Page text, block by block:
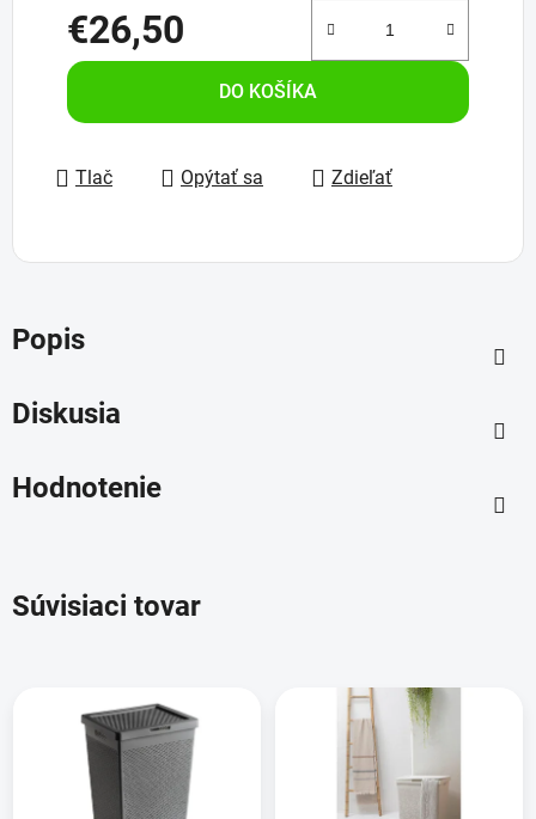
€26,50
Jednotková cena:
DO KOŠÍKA
Tlač Opýtať sa Zdieľať
Popis
Diskusia
Hodnotenie
Súvisiaci tovar